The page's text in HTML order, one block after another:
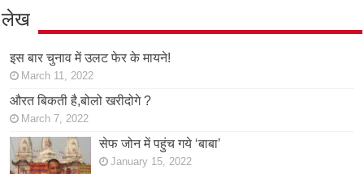
लेख
इस बार चुनाव में उलट फेर के मायने!
March 11, 2022
औरत बिकती है,बोलो खरीदोगे ?
March 7, 2022
सेफ जोन में पहुंच गये ‘बाबा’
January 15, 2022